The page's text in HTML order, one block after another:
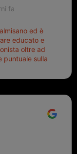
fa
ed è
educato e
oltre ad
puntuale sulla